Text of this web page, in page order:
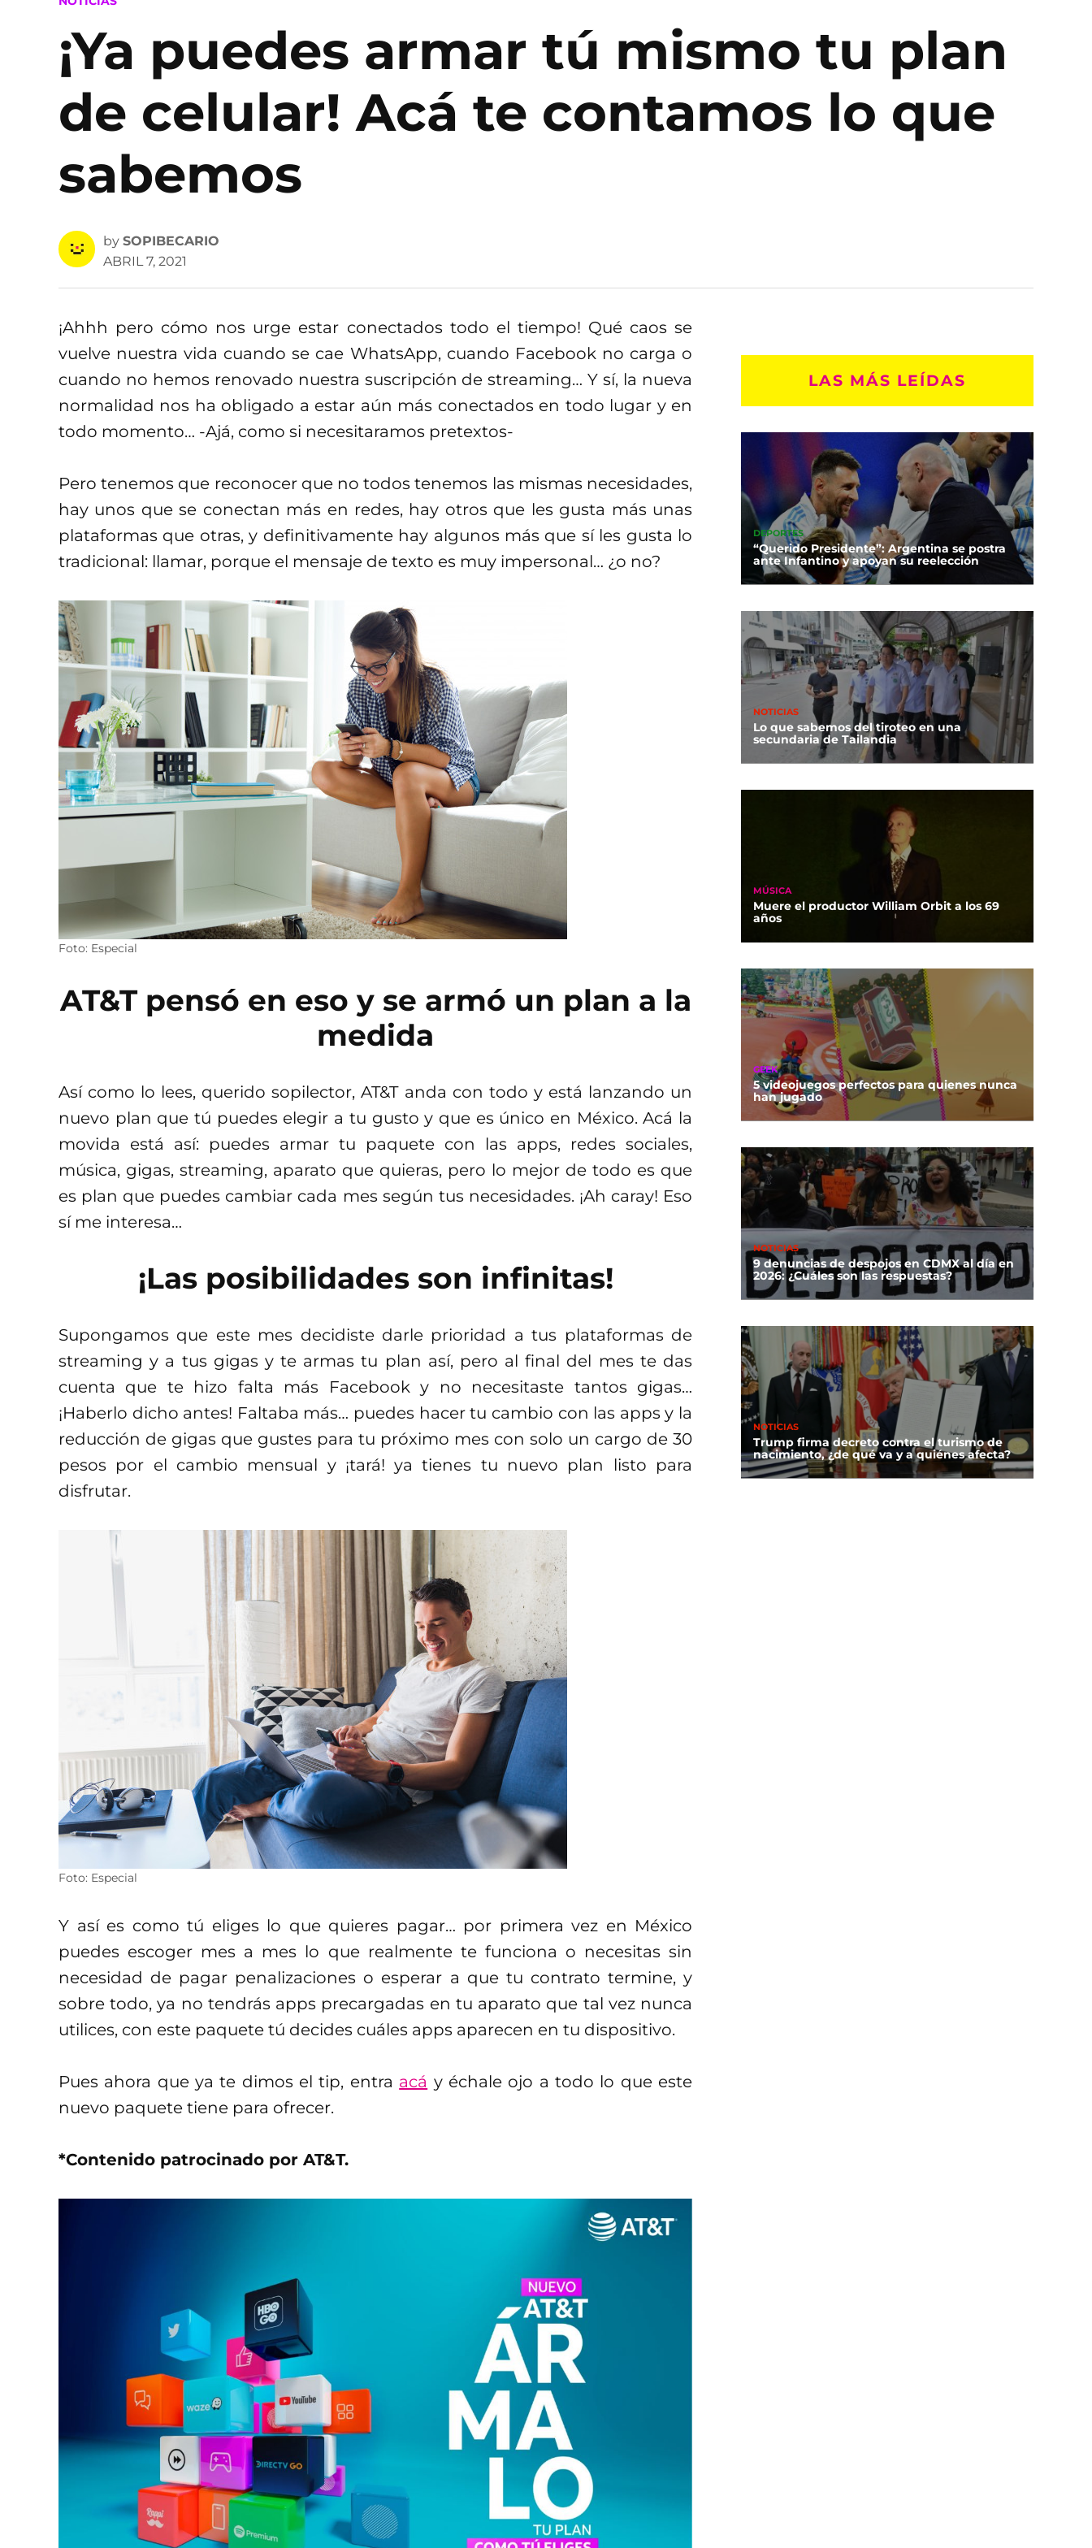
¡Ya puedes armar tú mismo tu plan
de celular! Acá te contamos lo que
sabemos
by SOPIBECARIO
ABRIL 7, 2021
¡Ahhh pero cómo nos urge estar conectados todo el tiempo! Qué caos se
vuelve nuestra vida cuando se cae WhatsApp, cuando Facebook no carga o
cuando no hemos renovado nuestra suscripción de streaming… Y sí, la nueva
normalidad nos ha obligado a estar aún más conectados en todo lugar y en
todo momento… -Ajá, como si necesitaramos pretextos-
Pero tenemos que reconocer que no todos tenemos las mismas necesidades,
hay unos que se conectan más en redes, hay otros que les gusta más unas
plataformas que otras, y definitivamente hay algunos más que sí les gusta lo
tradicional: llamar, porque el mensaje de texto es muy impersonal… ¿o no?
Foto: Especial
AT&T pensó en eso y se armó un plan a la
medida
Así como lo lees, querido sopilector, AT&T anda con todo y está lanzando un
nuevo plan que tú puedes elegir a tu gusto y que es único en México. Acá la
movida está así: puedes armar tu paquete con las apps, redes sociales,
música, gigas, streaming, aparato que quieras, pero lo mejor de todo es que
es plan que puedes cambiar cada mes según tus necesidades. ¡Ah caray! Eso
sí me interesa…
¡Las posibilidades son infinitas!
Supongamos que este mes decidiste darle prioridad a tus plataformas de
streaming y a tus gigas y te armas tu plan así, pero al final del mes te das
cuenta que te hizo falta más Facebook y no necesitaste tantos gigas…
¡Haberlo dicho antes! Faltaba más… puedes hacer tu cambio con las apps y la
reducción de gigas que gustes para tu próximo mes con solo un cargo de 30
pesos por el cambio mensual y ¡tará! ya tienes tu nuevo plan listo para
disfrutar.
Foto: Especial
Y así es como tú eliges lo que quieres pagar… por primera vez en México
puedes escoger mes a mes lo que realmente te funciona o necesitas sin
necesidad de pagar penalizaciones o esperar a que tu contrato termine, y
sobre todo, ya no tendrás apps precargadas en tu aparato que tal vez nunca
utilices, con este paquete tú decides cuáles apps aparecen en tu dispositivo.
Pues ahora que ya te dimos el tip, entra acá y échale ojo a todo lo que este
nuevo paquete tiene para ofrecer.
*Contenido patrocinado por AT&T.
LAS MÁS LEÍDAS
DEPORTES
“Querido Presidente”: Argentina se postra
ante Infantino y apoyan su reelección
NOTICIAS
Lo que sabemos del tiroteo en una
secundaria de Tailandia
MÚSICA
Muere el productor William Orbit a los 69
años
GEEK
5 videojuegos perfectos para quienes nunca
han jugado
NOTICIAS
9 denuncias de despojos en CDMX al día en
2026: ¿Cuáles son las respuestas?
NOTICIAS
Trump firma decreto contra el turismo de
nacimiento, ¿de qué va y a quiénes afecta?